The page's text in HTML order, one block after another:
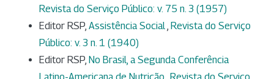
Revista do Serviço Público: v. 75 n. 3 (1957)
Editor RSP, Assistência Social, Revista do Serviço
Público: v. 3 n. 1 (1940)
Editor RSP, No Brasil, a Segunda Conferência